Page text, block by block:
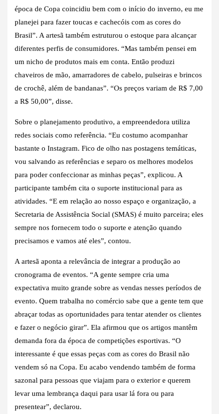
época de Copa coincidiu bem com o início do inverno, eu me
planejei para fazer toucas e cachecóis com as cores do
Brasil”. A artesã também estruturou o estoque para alcançar
diferentes perfis de consumidores. “Mas também pensei em
um nicho de produtos mais em conta. Então produzi
chaveiros de mão, amarradores de cabelo, pulseiras e brincos
de crochê, além de bandanas”. “Os preços variam de R$ 7,00
a R$ 50,00”, disse.
Sobre o planejamento produtivo, a empreendedora utiliza
redes sociais como referência. “Eu costumo acompanhar
bastante o Instagram. Fico de olho nas postagens temáticas,
vou salvando as referências e separo os melhores modelos
para poder confeccionar as minhas peças”, explicou. A
participante também cita o suporte institucional para as
atividades. “E em relação ao nosso espaço e organização, a
Secretaria de Assistência Social (SMAS) é muito parceira; eles
sempre nos fornecem todo o suporte e atenção quando
precisamos e vamos até eles”, contou.
A artesã aponta a relevância de integrar a produção ao
cronograma de eventos. “A gente sempre cria uma
expectativa muito grande sobre as vendas nesses períodos de
evento. Quem trabalha no comércio sabe que a gente tem que
abraçar todas as oportunidades para tentar atender os clientes
e fazer o negócio girar”. Ela afirmou que os artigos mantêm
demanda fora da época de competições esportivas. “O
interessante é que essas peças com as cores do Brasil não
vendem só na Copa. Eu acabo vendendo também de forma
sazonal para pessoas que viajam para o exterior e querem
levar uma lembrança daqui para usar lá fora ou para
presentear”, declarou.